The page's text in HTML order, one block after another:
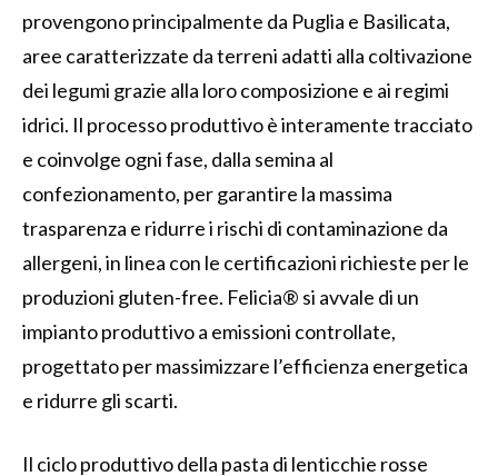
provengono principalmente da Puglia e Basilicata,
aree caratterizzate da terreni adatti alla coltivazione
dei legumi grazie alla loro composizione e ai regimi
idrici. Il processo produttivo è interamente tracciato
e coinvolge ogni fase, dalla semina al
confezionamento, per garantire la massima
trasparenza e ridurre i rischi di contaminazione da
allergeni, in linea con le certificazioni richieste per le
produzioni gluten-free. Felicia® si avvale di un
impianto produttivo a emissioni controllate,
progettato per massimizzare l’efficienza energetica
e ridurre gli scarti.
Il ciclo produttivo della pasta di lenticchie rosse